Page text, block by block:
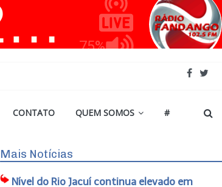
CONTATO QUEM SOMOS #
Mais Notícias
Nível do Rio Jacuí continua elevado em